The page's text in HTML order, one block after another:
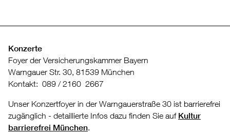
Konzerte
Foyer der Versicherungskammer Bayern
Warngauer Str. 30, 81539 München
Kontakt: 089 / 2160 2667
Unser Konzertfoyer in der Warngauerstraße 30 ist barrierefrei
zugänglich - detaillierte Infos dazu finden Sie auf Kultur
barrierefrei München.